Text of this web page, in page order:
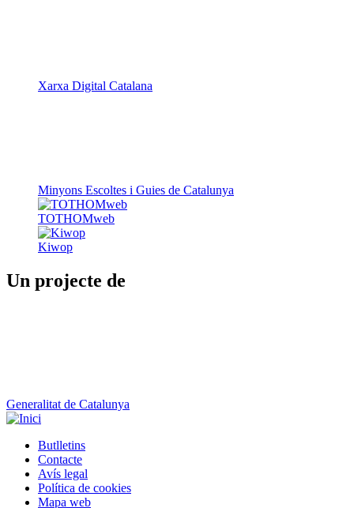
Xarxa Digital Catalana
Minyons Escoltes i Guies de Catalunya
TOTHOMweb
Kiwop
Un projecte de
Generalitat de Catalunya
Peu
Butlletins
Contacte
Avís legal
Política de cookies
Mapa web